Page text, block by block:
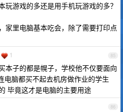
玩游戏的多还是用手机玩游戏的多？
家里电脑基本吃会，除了需要打印点
85
1
本子的都是幌子，学校他不仅要面向
电脑都买不起去机房做作业的学生
毕竟这才是电脑的主要用途
86